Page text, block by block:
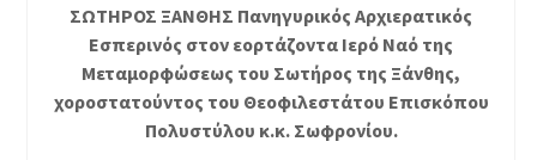
ΣΩΤΗΡΟΣ ΞΑΝΘΗΣ Πανηγυρικός Αρχιερατικός
Εσπερινός στον εορτάζοντα Ιερό Ναό της
Μεταμορφώσεως του Σωτήρος της Ξάνθης,
χοροστατούντος του Θεοφιλεστάτου Επισκόπου
Πολυστύλου κ.κ. Σωφρονίου.